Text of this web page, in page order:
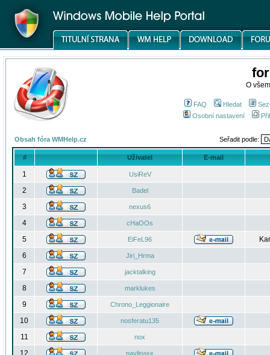
O
FAQ Hledat
Osobní nastavení
Obsah fóra WMHelp.cz Seřadit podle:
# Uživatel E-mail
1 UsiReV
2 Badel
3 nexus6
4 cHaOOs
5 EiFeL96
6
Jiri_Hrma
7 jacktalking
8 marklukes
9 Chrono_Leggionaire
10 nosferatu135
11 nox
12 pavlinaxx